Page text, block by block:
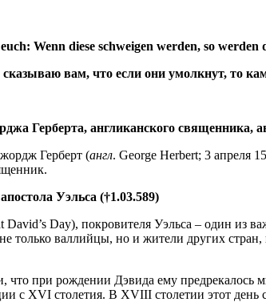
Wenn diese schweigen werden, so werden
сказываю вам, что если они умолкнут, то
Герберта, англиканского священника,
Герберт (англ. George Herbert; 3 апреля
Уэльса (†1.03.589)
David’s Day), покровителя Уэльса – один из
только валлийцы, но и жители других
при рождении Дэвида ему предрекалось
с XVI столетия. В XVIII столетии этот